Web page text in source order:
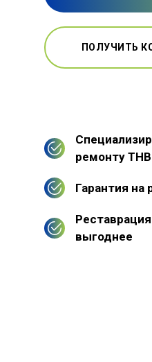
ПОЛУЧИТЬ
ремонту
Гарантия на
выгоднее